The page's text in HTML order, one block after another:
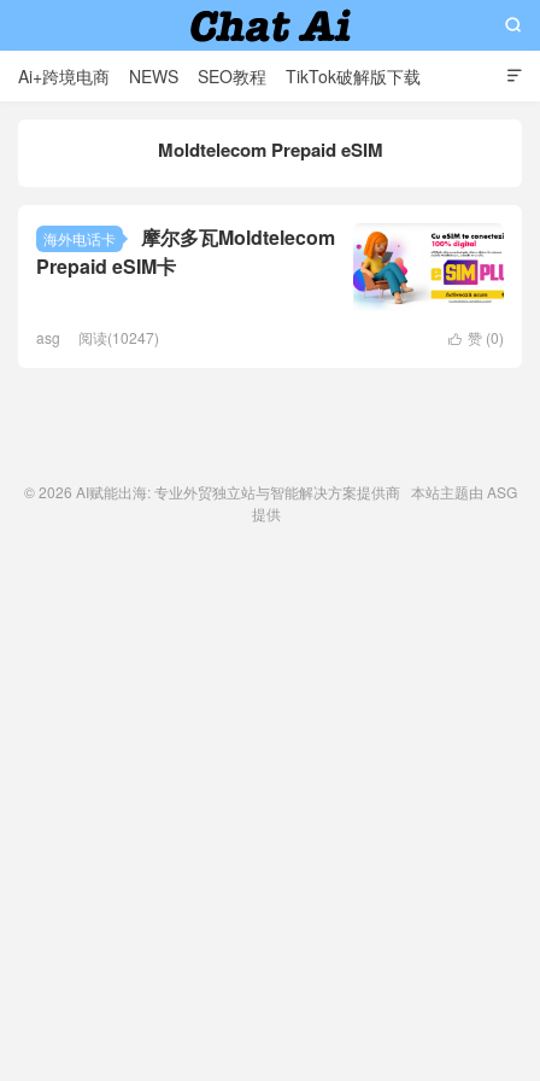

Ai+跨境电商 NEWS SEO教程 TikTok破解版下载

Moldtelecom Prepaid eSIM
海外电话卡
摩尔多瓦Moldtelecom
Prepaid eSIM卡
 赞 (0)
asg 阅读(10247)
© 2026 AI赋能出海: 专业外贸独立站与智能解决方案提供商本站主题由 ASG
提供